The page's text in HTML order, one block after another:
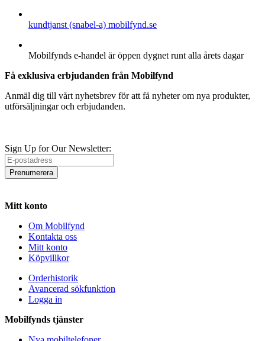
kundtjanst (snabel-a) mobilfynd.se
Mobilfynds e-handel är öppen dygnet runt alla årets dagar
Få exklusiva erbjudanden från Mobilfynd
Anmäl dig till vårt nyhetsbrev för att få nyheter om nya produkter,
utförsäljningar och erbjudanden.
Sign Up for Our Newsletter:
Prenumerera
Mitt konto
Om Mobilfynd
Kontakta oss
Mitt konto
Köpvillkor
Orderhistorik
Avancerad sökfunktion
Logga in
Mobilfynds tjänster